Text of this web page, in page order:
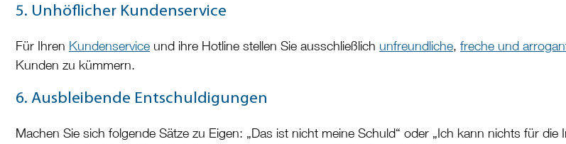
5. Unhöflicher Kundenservice
Für Ihren Kundenservice und ihre Hotline stellen Sie ausschließlich unfreundliche, freche und
Kunden zu kümmern.
6. Ausbleibende Entschuldigungen
Machen Sie sich folgende Sätze zu Eigen: „Das ist nicht meine Schuld“ oder „Ich kann nichts für